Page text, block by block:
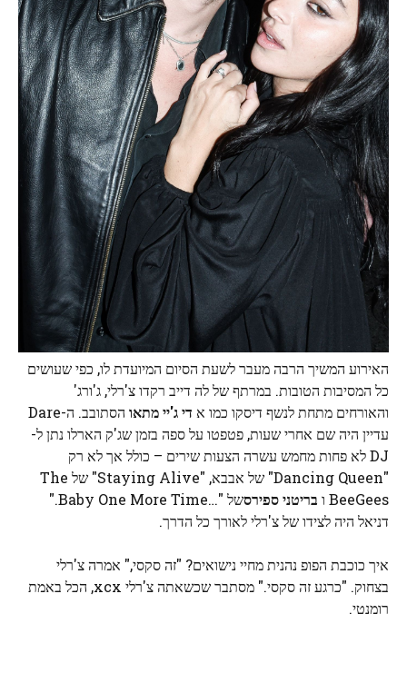
האירוע המשיך הרבה מעבר לשעת הסיום המיועדת לו, כפי שעושים
כל המסיבות הטובות. במרתף של לה דייב רקדו צ'רלי, ג'ורג'
והאורחים מתחת לנשף דיסקו כמו א די ג'יי מתאו
הסתובב. ה-Dare
עדיין היה שם אחרי שעות, פטפטו על ספה בזמן שג'ק הארלו נתן ל-
DJ לא פחות מחמש עשרה הצעות שירים – כולל אך לא רק
"Dancing Queen" של אבבא, "Staying Alive" של The
BeeGees ו
בריטני ספירס
של "…Baby One More Time."
דניאל היה לצידו של צ'רלי לאורך כל הדרך.
איך כוכבת הפופ נהנית מחיי נישואים? "זה סקסי," אמרה צ'רלי
בצחוק. "כרגע זה סקסי." מסתבר שכשאתה צ'רלי xcx, הכל באמת
רומנטי.